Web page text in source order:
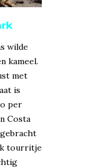
wilde
kameel.
met
is
per
Costa
tourritje